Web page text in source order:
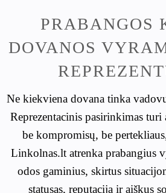
PRABANGOS
DOVANOS
Ne kiekviena dovana tinka
Reprezentacinis pasirinkimas
be kompromisų, be
Linkolnas.lt atrenka prabangius
odos gaminius, skirtus
statusas, reputacija ir aiškus